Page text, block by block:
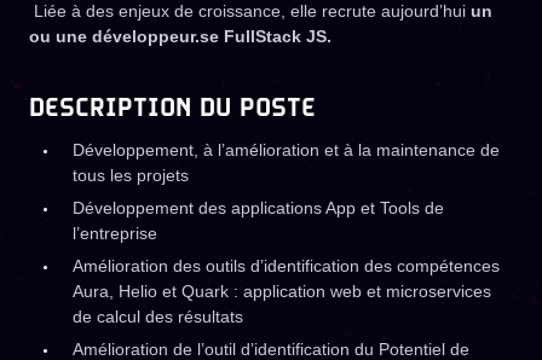
Liée à des enjeux de croissance, elle recrute aujourd’hui un
ou une développeur.se FullStack JS.
DESCRIPTION DU POSTE
Développement, à l’amélioration et à la maintenance de
tous les projets
Développement des applications App et Tools de
l’entreprise
Amélioration des outils d’identification des compétences
Aura, Helio et Quark : application web et microservices
de calcul des résultats
Amélioration de l’outil d’identification du Potentiel de